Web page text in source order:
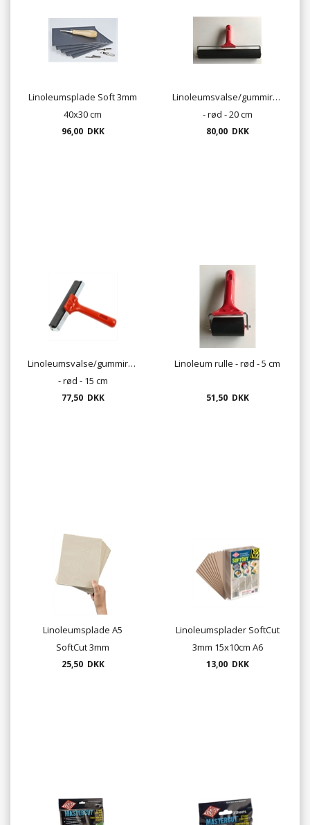
Linoleumsplade Soft 3mm
40x30 cm
96,00 DKK
Linoleumsvalse/gummirulle
- rød - 20 cm
80,00 DKK
Linoleumsvalse/gummirulle
- rød - 15 cm
77,50 DKK
Linoleum rulle - rød - 5 cm
51,50 DKK
Linoleumsplade A5
SoftCut 3mm
25,50 DKK
Linoleumsplader SoftCut
3mm 15x10cm A6
13,00 DKK